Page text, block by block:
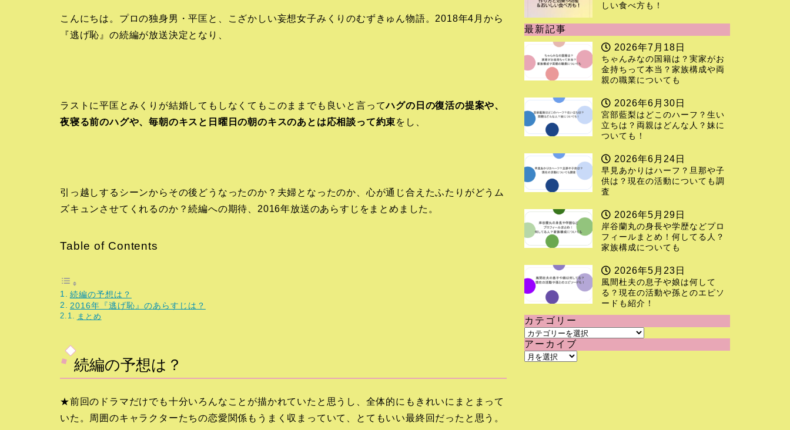
こんにちは。プロの独身男・平匡と、こざかしい妄想女子みくりのむずきゅん物語。2018年4月から
『逃げ恥』の続編が放送決定となり、
ラストに平匡とみくりが結婚してもしなくてもこのままでも良いと言ってハグの日の復活の提案や、
夜寝る前のハグや、毎朝のキスと日曜日の朝のキスのあとは応相談って約束をし、
引っ越しするシーンからその後どうなったのか？夫婦となったのか、心が通じ合えたふたりがどうム
ズキュンさせてくれるのか？続編への期待、2016年放送のあらすじをまとめました。
Table of Contents
続編の予想は？
2016年『逃げ恥』のあらすじは？
まとめ
続編の予想は？
★前回のドラマだけでも十分いろんなことが描かれていたと思うし、全体的にもきれいにまとまって
いた。周囲のキャラクターたちの恋愛関係もうまく収まっていて、とてもいい最終回だったと思う。
しい食べ方も！
最新記事
2026年7月18日
ちゃんみなの国籍は？実家がお
金持ちって本当？家族構成や両
親の職業についても
2026年6月30日
宮部藍梨はどこのハーフ？生い
立ちは？両親はどんな人？妹に
ついても！
2026年6月24日
早見あかりはハーフ？旦那や子
供は？現在の活動についても調
査
2026年5月29日
岸谷蘭丸の身長や学歴などプロ
フィールまとめ！何してる人？
家族構成についても
2026年5月23日
風間杜夫の息子や娘は何して
る？現在の活動や孫とのエピソ
ードも紹介！
カテゴリー
カ
テ
ゴ
アーカイブ
ア